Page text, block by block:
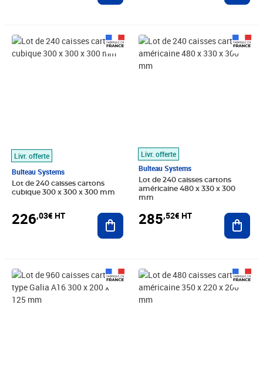
Livr. offerte
Bulteau Systems
Lot de 240 caisses cartons
cubique 300 x 300 x 300 mm
226,03€ HT
Prix 226,03€ HT
Ajouter au panier
Livr. offerte
Bulteau Systems
Lot de 240 caisses cartons
américaine 480 x 330 x 300
mm
285,52€ HT
Prix 285,52€ HT
Prix 332,28€ HT Prix 279,64€ HT